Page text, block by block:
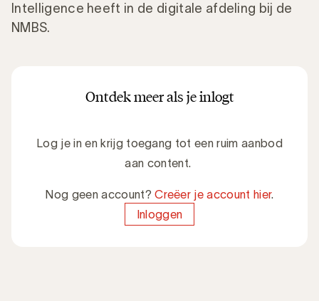
Intelligence heeft in de digitale afdeling bij de
NMBS.
Ontdek meer als je inlogt
Log je in en krijg toegang tot een ruim aanbod
aan content.
Nog geen account?Creëer je account hier.
Inloggen